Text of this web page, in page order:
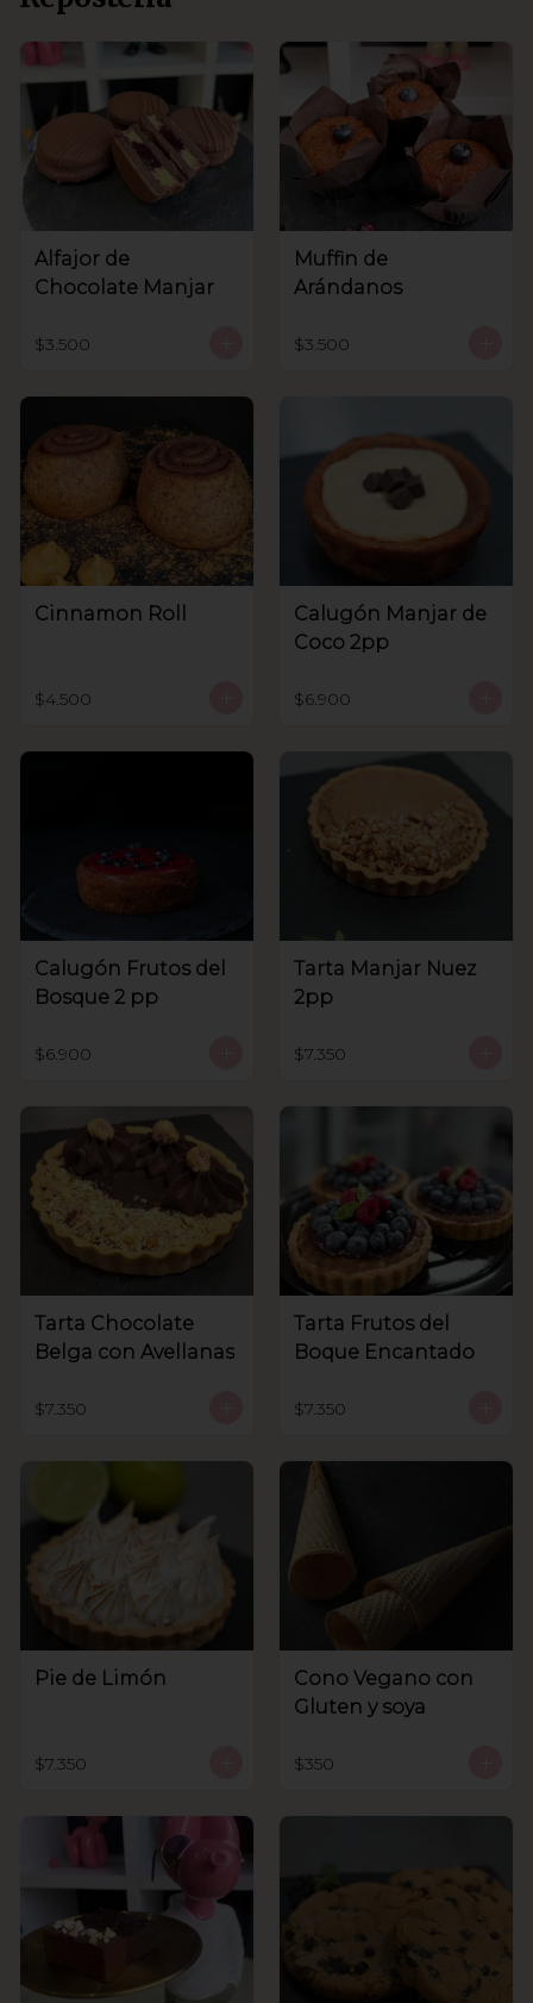
Alfajor de
Chocolate Manjar
$3.500
Muffin de
Arándanos
$3.500
Cinnamon Roll
$4.500
Calugón Manjar de
Coco 2pp
$6.900
Calugón Frutos del
Bosque 2 pp
$6.900
Tarta Manjar Nuez
2pp
$7.350
Tarta Chocolate
Belga con Avellanas
$7.350
Tarta Frutos del
Boque Encantado
$7.350
Pie de Limón
$7.350
Cono Vegano con
Gluten y soya
$350